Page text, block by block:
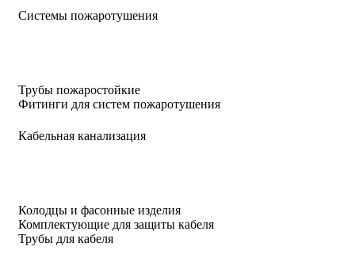
Системы пожаротушения
Трубы пожаростойкие
Фитинги для систем пожаротушения
Кабельная канализация
Колодцы и фасонные изделия
Комплектующие для защиты кабеля
Трубы для кабеля